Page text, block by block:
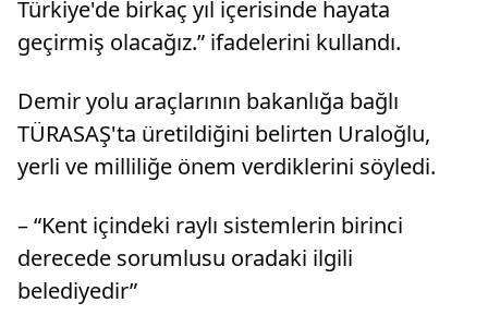
Türkiye'de birkaç yıl içerisinde hayata
geçirmiş olacağız.” ifadelerini kullandı.
Demir yolu araçlarının bakanlığa bağlı
TÜRASAŞ'ta üretildiğini belirten Uraloğlu,
yerli ve milliliğe önem verdiklerini söyledi.
– “Kent içindeki raylı sistemlerin birinci
derecede sorumlusu oradaki ilgili
belediyedir”